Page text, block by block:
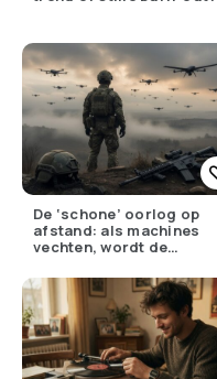
De ‘schone’ oorlog op
afstand: als machines
vechten, wordt de
lager